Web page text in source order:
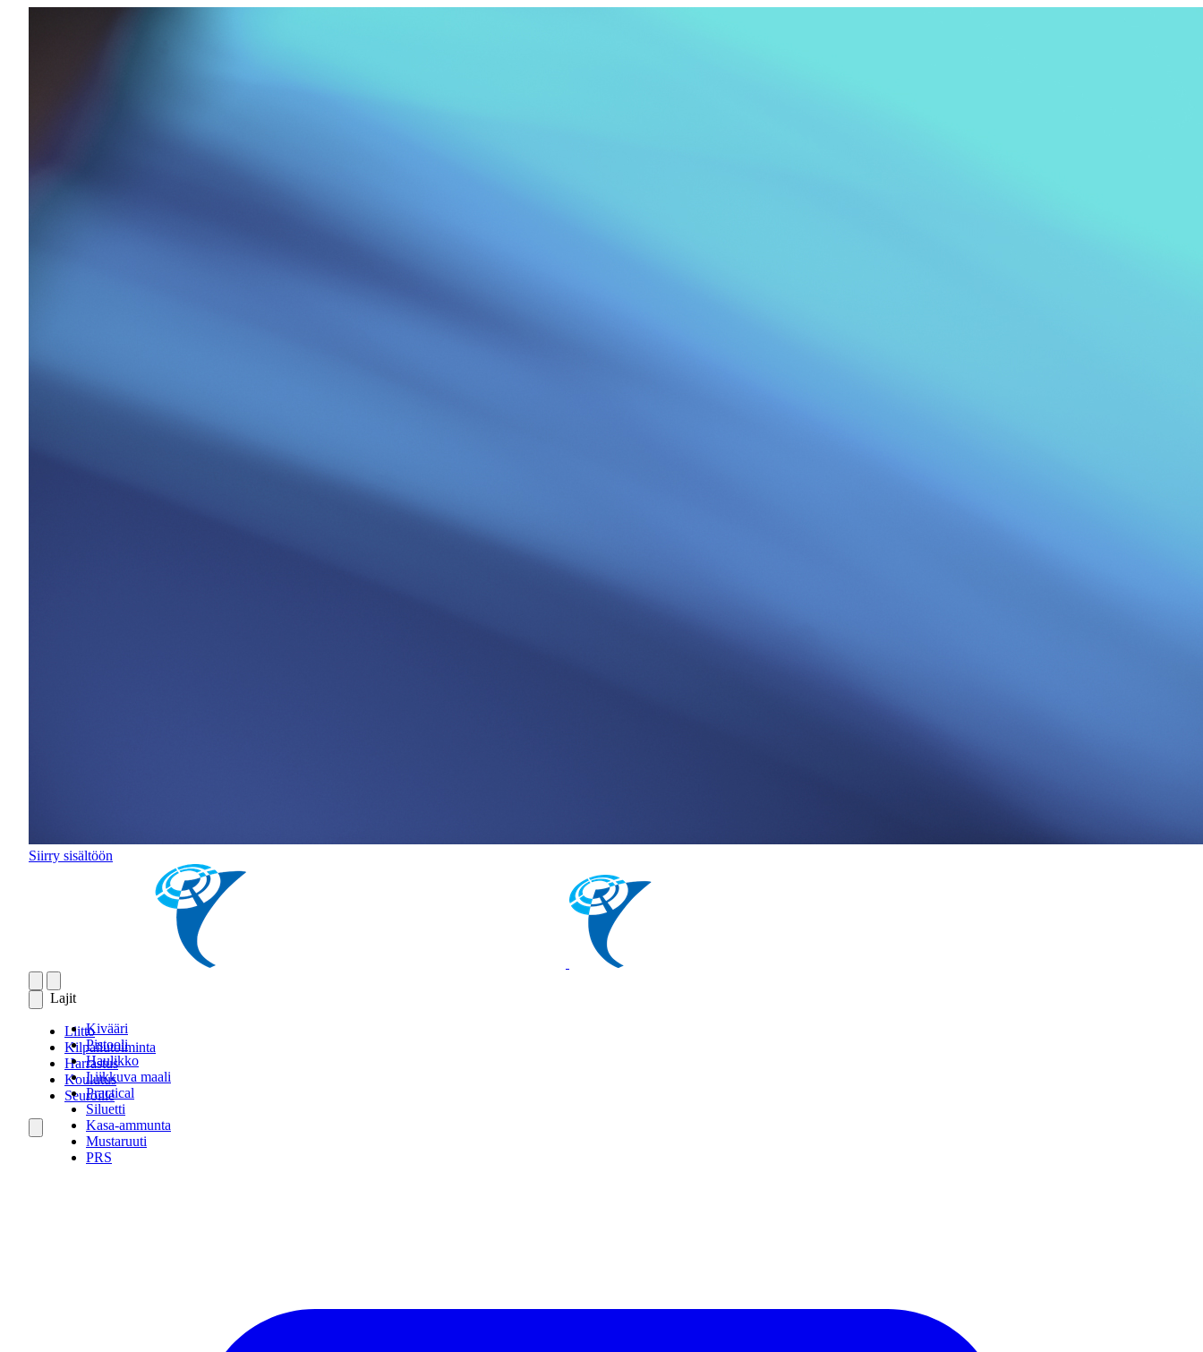
Siirry sisältöön
Lajit
Kivääri
Pistooli
Haulikko
Liikkuva maali
Practical
Siluetti
Kasa-ammunta
Mustaruuti
PRS
Liitto
Kilpailutoiminta
Harrastus
Koulutus
Seuroille